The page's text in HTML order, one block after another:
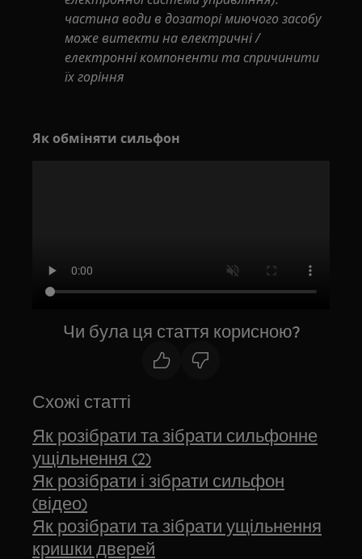
частина води в дозаторі миючого засобу
може витекти на електричні /
електронні компоненти та спричинити
їх горіння
Як обміняти сильфон
Чи була ця стаття корисною?
Схожі статті
Як розібрати та зібрати сильфонне
ущільнення (2)
Як розібрати і зібрати сильфон
(відео)
Як розібрати та зібрати ущільнення
кришки дверей